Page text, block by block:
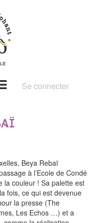
Se connecter
Beya Rebaï
à l’Ecole de Condé
la couleur ! Sa palette est
fois, ce qui est devenue
la presse (The
Les Echos …) et a